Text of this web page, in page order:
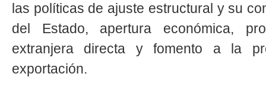
las políticas de ajuste estructural y su
del Estado, apertura económica,
extranjera directa y fomento a la
exportación.